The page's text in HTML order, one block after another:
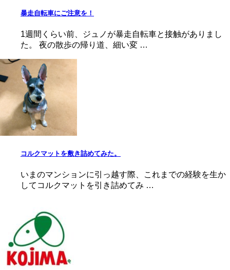
暴走自転車にご注意を！
1週間くらい前、ジュノが暴走自転車と接触がありまし
た。 夜の散歩の帰り道、細い変 …
コルクマットを敷き詰めてみた。
いまのマンションに引っ越す際、これまでの経験を生か
してコルクマットを引き詰めてみ …